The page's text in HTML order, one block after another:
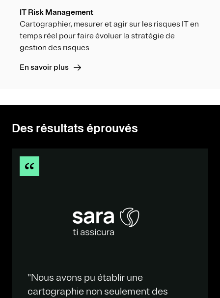
IT Risk Management
Cartographier, mesurer et agir sur les risques IT en
temps réel pour faire évoluer la stratégie de
gestion des risques
En savoir plus
Des résultats éprouvés
"Nous avons pu établir une
cartographie non seulement des